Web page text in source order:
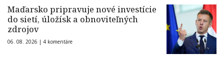
Maďarsko pripravuje nové investície
do sietí, úložísk a obnoviteľných
zdrojov
06. 08. 2026 | 4 komentáre